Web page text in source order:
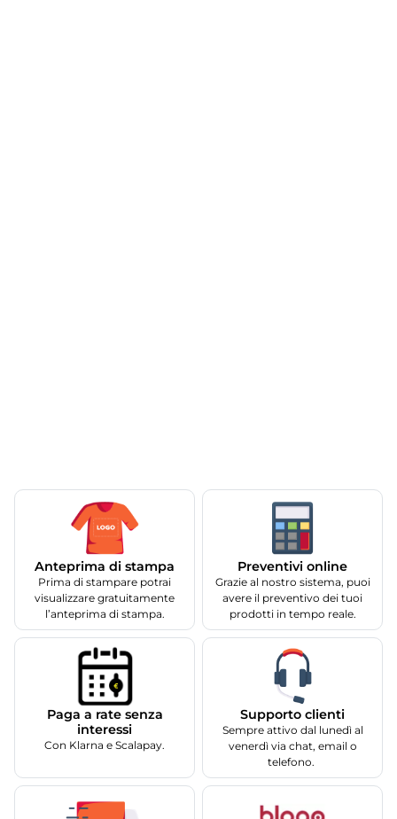
Anteprima di stampa
Prima di stampare potrai
visualizzare gratuitamente
l’anteprima di stampa.
Preventivi online
Grazie al nostro sistema, puoi
avere il preventivo dei tuoi
prodotti in tempo reale.
Paga a rate senza
interessi
Con Klarna e Scalapay.
Supporto clienti
Sempre attivo dal lunedì al
venerdì via chat, email o
telefono.